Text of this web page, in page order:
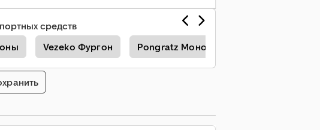
средств
Vezeko Фургон Pongratz Монолитные Прицепы